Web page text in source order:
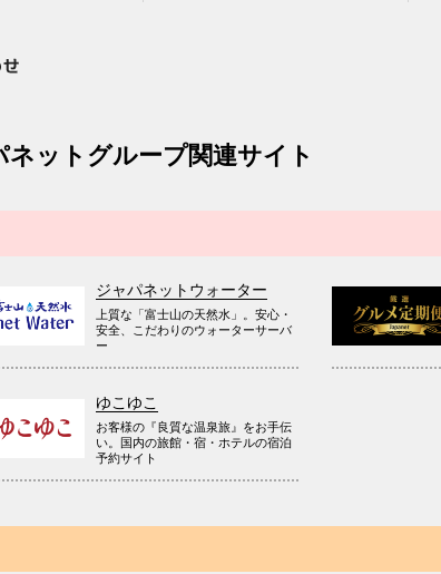
ネットグループ関連サイト
ジャパネットウォーター
上質な「富士山の天然水」。安心・
安全、こだわりのウォーターサーバ
ー
ゆこゆこ
お客様の『良質な温泉旅』をお手伝
い。国内の旅館・宿・ホテルの宿泊
予約サイト